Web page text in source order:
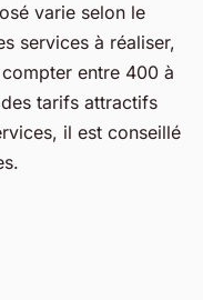
varie selon le
services à réaliser,
entre 400 à
tarifs attractifs
il est conseillé